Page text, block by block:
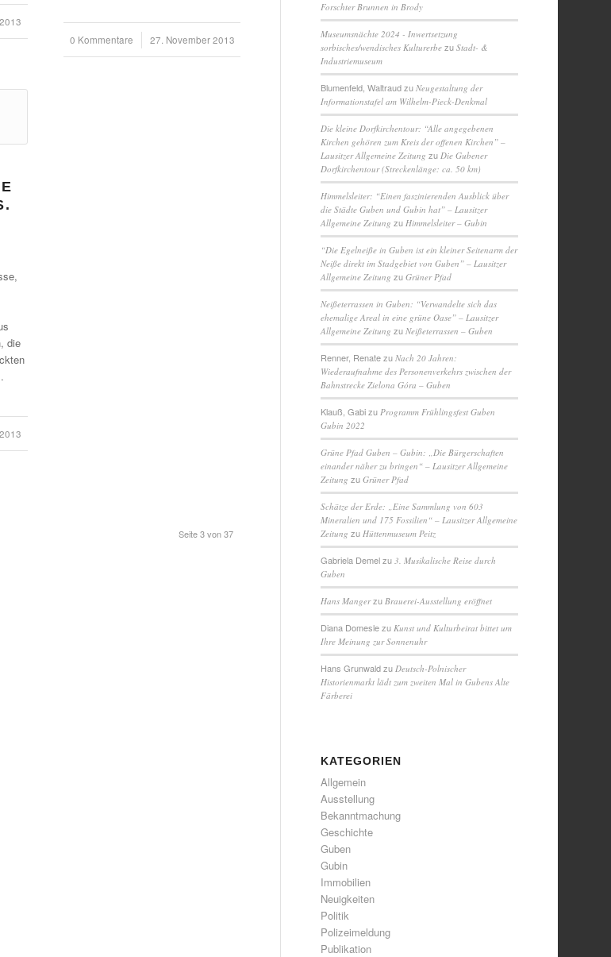
0 Kommentare
/ 27. November 2013
die
Seite 3 von 37
Forschter Brunnen in Brody
Museumsnächte 2024 - Inwertsetzung
sorbisches/wendisches Kulturerbe zuStadt- &
Industriemuseum
Blumenfeld, WaltraudzuNeugestaltung der
Informationstafel am Wilhelm-Pieck-Denkmal
Die kleine Dorfkirchentour: “Alle angegebenen
Kirchen gehören zum Kreis der offenen Kirchen” –
Lausitzer Allgemeine Zeitung zu Die Gubener
Dorfkirchentour (Streckenlänge: ca. 50 km)
Himmelsleiter: “Einen faszinierenden Ausblick über
die Städte Guben und Gubin hat” – Lausitzer
Allgemeine Zeitung zu Himmelsleiter – Gubin
“Die Egelneiße in Guben ist ein kleiner Seitenarm der
Neiße direkt im Stadgebiet von Guben” – Lausitzer
Allgemeine Zeitung zuGrüner Pfad
Neißeterrassen in Guben: “Verwandelte sich das
ehemalige Areal in eine grüne Oase” – Lausitzer
Allgemeine Zeitung zuNeißeterrassen – Guben
Renner, RenatezuNach 20 Jahren:
Wiederaufnahme des Personenverkehrs zwischen der
Bahnstrecke Zielona Góra – Guben
Klauß, Gabizu Programm Frühlingsfest Guben
Gubin 2022
Grüne Pfad Guben – Gubin: „Die Bürgerschaften
einander näher zu bringen“ – Lausitzer Allgemeine
Zeitung zuGrüner Pfad
Schätze der Erde: „Eine Sammlung von 603
Mineralien und 175 Fossilien“ – Lausitzer Allgemeine
Zeitung zu Hüttenmuseum Peitz
Gabriela Demelzu 3. Musikalische Reise durch
Guben
Hans Mangerzu Brauerei-Ausstellung eröffnet
Diana Domeslezu Kunst und Kulturbeirat bittet um
Ihre Meinung zur Sonnenuhr
Hans Grunwaldzu Deutsch-Polnischer
Historienmarkt lädt zum zweiten Mal in Gubens Alte
Färberei
KATEGORIEN
Allgemein
Ausstellung
Bekanntmachung
Geschichte
Guben
Gubin
Immobilien
Neuigkeiten
Politik
Polizeimeldung
Publikation